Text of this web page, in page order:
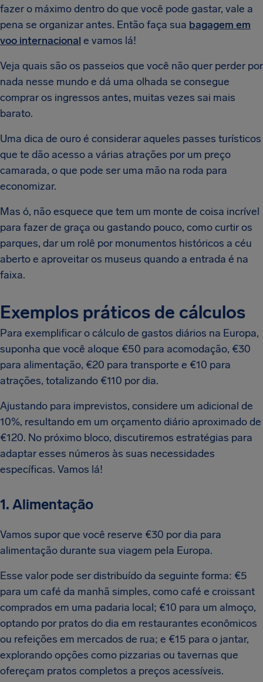
fazer o máximo dentro do que você pode gastar, vale a
pena se organizar antes. Então faça sua bagagem em
voo internacional e vamos lá!
Veja quais são os passeios que você não quer perder por
nada nesse mundo e dá uma olhada se consegue
comprar os ingressos antes, muitas vezes sai mais
barato.
Uma dica de ouro é considerar aqueles passes turísticos
que te dão acesso a várias atrações por um preço
camarada, o que pode ser uma mão na roda para
economizar.
Mas ó, não esquece que tem um monte de coisa incrível
para fazer de graça ou gastando pouco, como curtir os
parques, dar um rolê por monumentos históricos a céu
aberto e aproveitar os museus quando a entrada é na
faixa.
Exemplos práticos de cálculos
Para exemplificar o cálculo de gastos diários na Europa,
suponha que você aloque €50 para acomodação, €30
para alimentação, €20 para transporte e €10 para
atrações, totalizando €110 por dia.
Ajustando para imprevistos, considere um adicional de
10%, resultando em um orçamento diário aproximado de
€120. No próximo bloco, discutiremos estratégias para
adaptar esses números às suas necessidades
específicas. Vamos lá!
1. Alimentação
Vamos supor que você reserve €30 por dia para
alimentação durante sua viagem pela Europa.
Esse valor pode ser distribuído da seguinte forma: €5
para um café da manhã simples, como café e croissant
comprados em uma padaria local; €10 para um almoço,
optando por pratos do dia em restaurantes econômicos
ou refeições em mercados de rua; e €15 para o jantar,
explorando opções como pizzarias ou tavernas que
ofereçam pratos completos a preços acessíveis.